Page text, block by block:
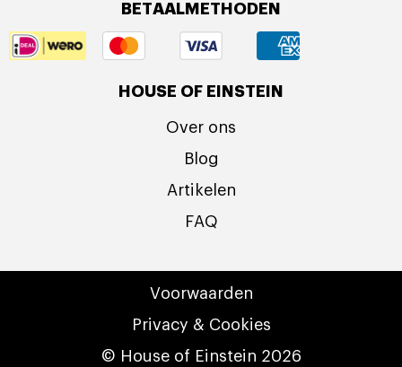
BETAALMETHODEN
HOUSE OF EINSTEIN
Over ons
Blog
Artikelen
FAQ
Voorwaarden
Privacy & Cookies
© House of Einstein 2026